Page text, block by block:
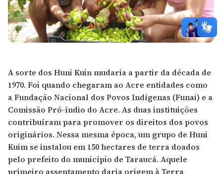
A sorte dos Huni Kuin mudaria a partir da década de
1970. Foi quando chegaram ao Acre entidades como
a Fundação Nacional dos Povos Indígenas (Funai) e a
Comissão Pró-índio do Acre. As duas instituições
contribuíram para promover os direitos dos povos
originários. Nessa mesma época, um grupo de Huni
Kuim se instalou em 150 hectares de terra doados
pelo prefeito do município de Taraucá. Aquele
primeiro assentamento daria origem à Terra